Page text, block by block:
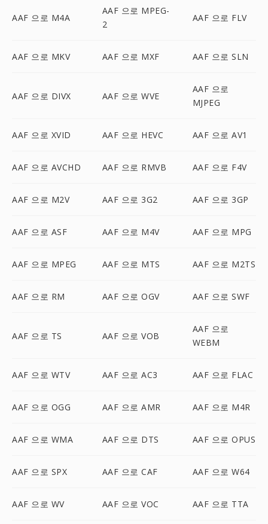
AAF 으로 M4A
AAF 으로 MPEG-
2
AAF 으로 FLV
AAF 으로 MKV AAF 으로 MXF AAF 으로 SLN
AAF 으로 DIVX AAF 으로 WVE
AAF 으로
MJPEG
AAF 으로 XVID AAF 으로 HEVC AAF 으로 AV1
AAF 으로 AVCHD AAF 으로 RMVB AAF 으로 F4V
AAF 으로 M2V AAF 으로 3G2 AAF 으로 3GP
AAF 으로 ASF AAF 으로 M4V AAF 으로 MPG
AAF 으로 MPEG AAF 으로 MTS AAF 으로 M2TS
AAF 으로 RM AAF 으로 OGV AAF 으로 SWF
AAF 으로 TS AAF 으로 VOB
AAF 으로
WEBM
AAF 으로 WTV AAF 으로 AC3 AAF 으로 FLAC
AAF 으로 OGG AAF 으로 AMR AAF 으로 M4R
AAF 으로 WMA AAF 으로 DTS AAF 으로 OPUS
AAF 으로 SPX AAF 으로 CAF AAF 으로 W64
AAF 으로 WV AAF 으로 VOC AAF 으로 TTA